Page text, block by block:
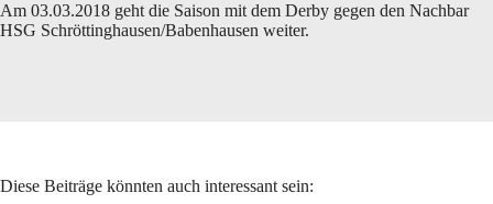
Am 03.03.2018 geht die Saison mit dem Derby gegen den Nachbar
HSG Schröttinghausen/Babenhausen weiter.
Diese Beiträge könnten auch interessant sein: